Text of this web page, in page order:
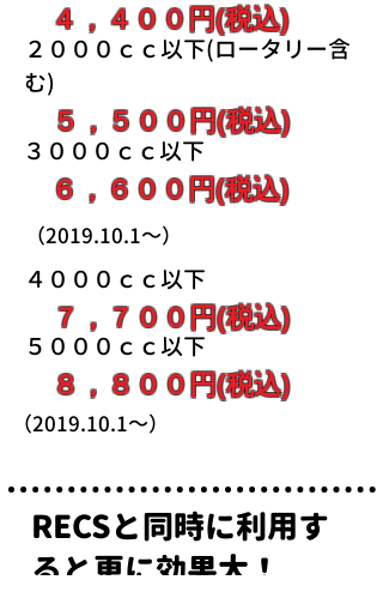
３０００ｃｃ以下
６，６００円(税込)
４，４００円(税込)
２０００ｃｃ以下(ロータリー含
む)
５，５００円(税込)
（2019.10.1～）
４０００ｃｃ以下
７，７００円(税込)
５０００ｃｃ以下
８，８００円(税込)
（2019.10.1～）
RECSと同時に利用す
ると更に効果大！